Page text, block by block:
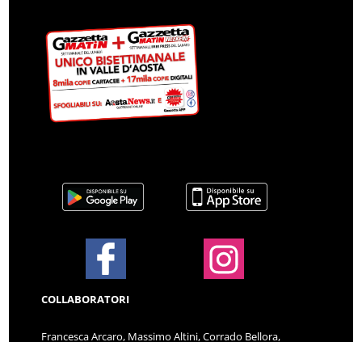
COLLABORATORI
Francesca Arcaro, Massimo Altini, Corrado Bellora,